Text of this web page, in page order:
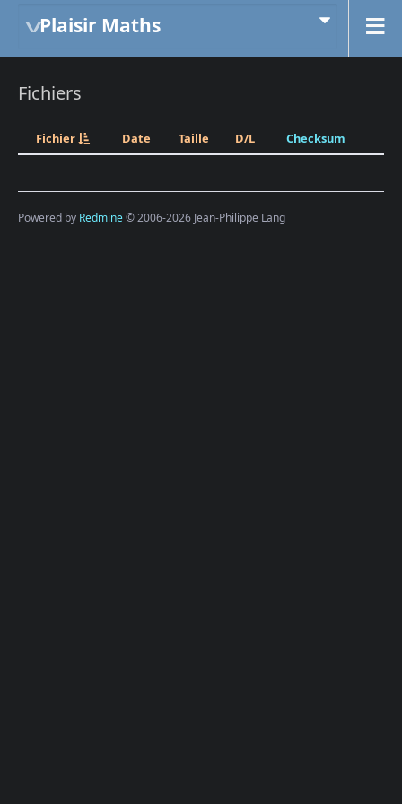
Plaisir Maths
Fichiers
Fichier Date Taille D/L Checksum
Powered by Redmine© 2006-2026 Jean-Philippe Lang